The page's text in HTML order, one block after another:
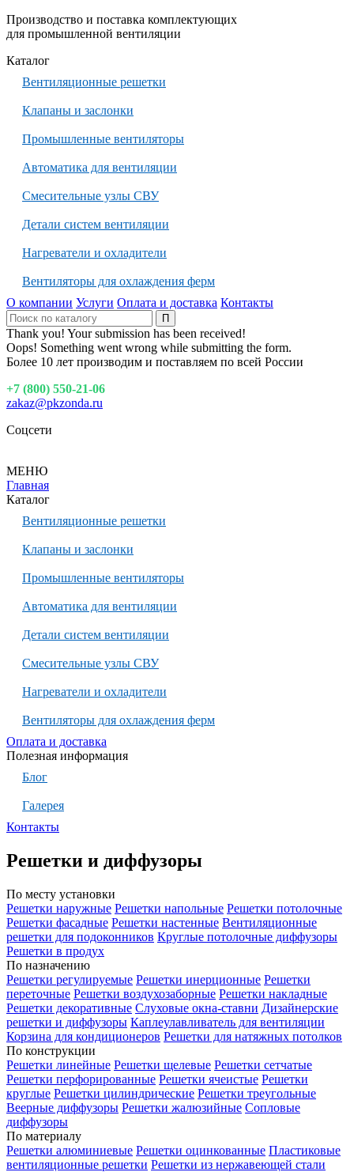
Производство и поставка комплектующих
для промышленной вентиляции
Каталог
Вентиляционные решетки
Клапаны и заслонки
Промышленные вентиляторы
Автоматика для вентиляции
Смесительные узлы СВУ
Детали систем вентиляции
Нагреватели и охладители
Вентиляторы для охлаждения ферм
О компании Услуги Оплата и доставка Контакты
Thank you! Your submission has been received!
Oops! Something went wrong while submitting the form.
Более 10 лет производим и поставляем по всей России
+7 (800) 550-21-06
zakaz@pkzonda.ru
Соцсети
МЕНЮ
Главная
Каталог
Вентиляционные решетки
Клапаны и заслонки
Промышленные вентиляторы
Автоматика для вентиляции
Детали систем вентиляции
Смесительные узлы СВУ
Нагреватели и охладители
Вентиляторы для охлаждения ферм
Оплата и доставка
Полезная информация
Блог
Галерея
Контакты
Решетки и диффузоры
По месту установки
Решетки наружные Решетки напольные Решетки потолочные
Решетки фасадные Решетки настенные Вентиляционные
решетки для подоконников Круглые потолочные диффузоры
Решетки в продух
По назначению
Решетки регулируемые Решетки инерционные Решетки
переточные Решетки воздухозаборные Решетки накладные
Решетки декоративные Слуховые окна-ставни Дизайнерские
решетки и диффузоры Каплеулавливатель для вентиляции
Корзина для кондиционеров Решетки для натяжных потолков
По конструкции
Решетки линейные Решетки щелевые Решетки сетчатые
Решетки перфорированные Решетки ячеистые Решетки
круглые Решетки цилиндрические Решетки треугольные
Веерные диффузоры Решетки жалюзийные Сопловые
диффузоры
По материалу
Решетки алюминиевые Решетки оцинкованные Пластиковые
вентиляционные решетки Решетки из нержавеющей стали